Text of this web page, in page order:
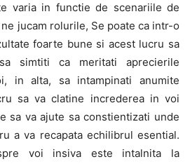
varia in functie de scenariile de
jucam rolurile, Se poate ca intr-o
foarte bune si acest lucru sa
simtiti ca meritati aprecierile
in alta, sa intampinati anumite
sa va clatine increderea in voi
sa va ajute sa constientizati unde
a va recapata echilibrul esential.
voi insiva este intalnita la